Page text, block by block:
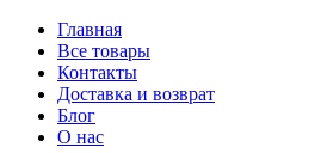
Главная
Все товары
Контакты
Доставка и возврат
Блог
О нас